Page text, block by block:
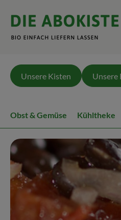
Unsere Kisten Unsere
Obst & Gemüse Kühltheke